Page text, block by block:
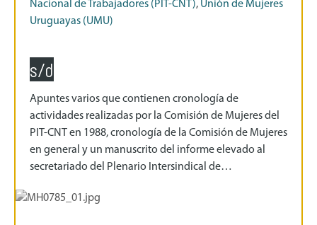
Nacional de Trabajadores (PIT-CNT), Unión de Mujeres
Uruguayas (UMU)
s/d
Apuntes varios que contienen cronología de
actividades realizadas por la Comisión de Mujeres del
PIT-CNT en 1988, cronología de la Comisión de Mujeres
en general y un manuscrito del informe elevado al
secretariado del Plenario Intersindical de…